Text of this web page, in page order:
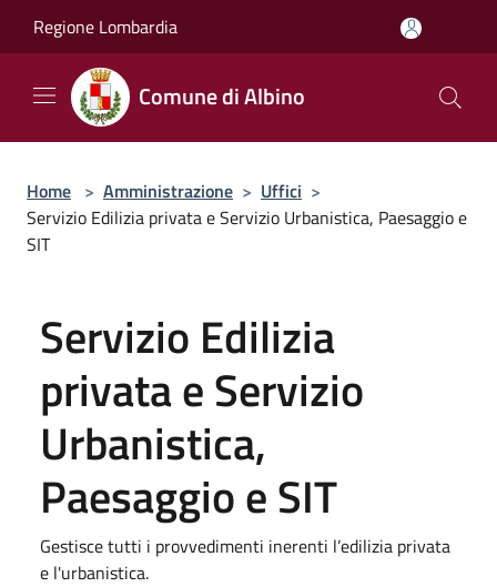
Regione Lombardia
Comune di Albino
Home > Amministrazione > Uffici >
Servizio Edilizia privata e Servizio Urbanistica, Paesaggio e
SIT
Servizio Edilizia
privata e Servizio
Urbanistica,
Paesaggio e SIT
Gestisce tutti i provvedimenti inerenti l’edilizia privata
e l'urbanistica.